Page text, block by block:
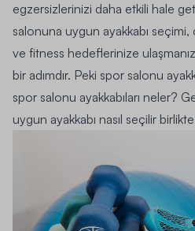
egzersizlerinizi daha etkili hale
salonuna uygun ayakkabı seçimi,
ve fitness hedeflerinize
bir adımdır. Peki spor salonu
spor salonu ayakkabıları neler?
uygun ayakkabı nasıl seçilir birlikte